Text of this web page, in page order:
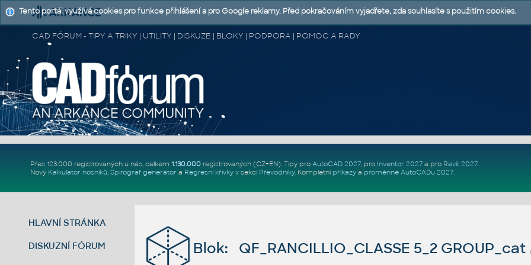
CAD FÓRUM - TIPY A TRIKY | UTILITY | DISKUZE | BLOKY | PODPORA | POMOC A RADY
Přes 123.000 registrovaných u nás, celkem 1.130.000registrovaných (CZ+EN). Tipy pro AutoCAD 2027, pro Inventor 2027a pro Revit 2027.
Nový Kalkulátor nosníků, Spirograf generátor a Regresní křivkyv sekci Převodníky. Kompletní příkazya proměnné AutoCADu 2027.
HLAVNÍ STRÁNKA
DISKUZNÍ FÓRUM Blok: QF_RANCILLIO_CLASSE 5_2 GROUP_cat
Tento portál využívá cookies pro funkce přihlášení a pro Google reklamy. Před pokračováním vyjadřete, zda souhlasíte s použitím cookies.